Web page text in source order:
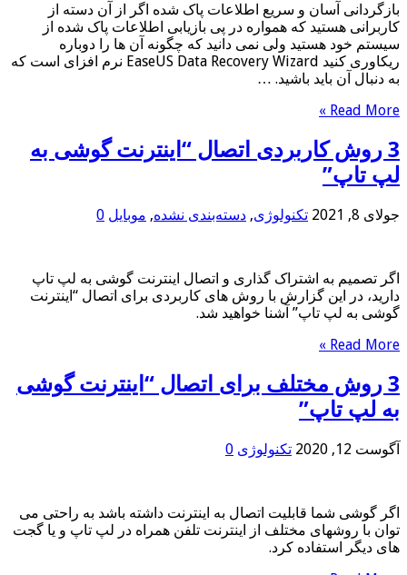
بازگردانی آسان و سریع اطلاعات پاک شده اگر از آن دسته از
کاربرانی هستید که همواره در پی بازیابی اطلاعات پاک شده از
سیستم خود هستید ولی نمی دانید که چگونه آن ها را دوباره
ریکاوری کنید EaseUS Data Recovery Wizard نرم افزای است که
به دنبال آن باید باشید. …
Read More »
3 روش کاربردی اتصال “اینترنت گوشی به
لپ تاپ”
جولای 8, 2021 تکنولوژی, دسته‌بندی نشده, موبایل 0
اگر تصمیم به اشتراک گذاری و اتصال اینترنت گوشی به لپ تاپ
دارید، در این گزارش با روش های کاربردی برای اتصال “اینترنت
گوشی به لپ تاپ” آشنا خواهید شد.
Read More »
3 روش مختلف برای اتصال “اینترنت گوشی
به لپ تاپ”
آگوست 12, 2020 تکنولوژی 0
اگر گوشی شما قابلیت اتصال به اینترنت داشته باشد به راحتی می
توان با روشهای مختلف از اینترنت تلفن همراه در لپ تاپ و یا گجت
های دیگر استفاده کرد.